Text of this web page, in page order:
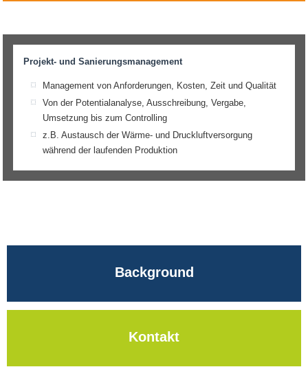
Projekt- und Sanierungsmanagement
Management von Anforderungen, Kosten, Zeit und Qualität
Von der Potentialanalyse, Ausschreibung, Vergabe,
Umsetzung bis zum Controlling
z.B. Austausch der Wärme- und Druckluftversorgung
während der laufenden Produktion
Background
Kontakt